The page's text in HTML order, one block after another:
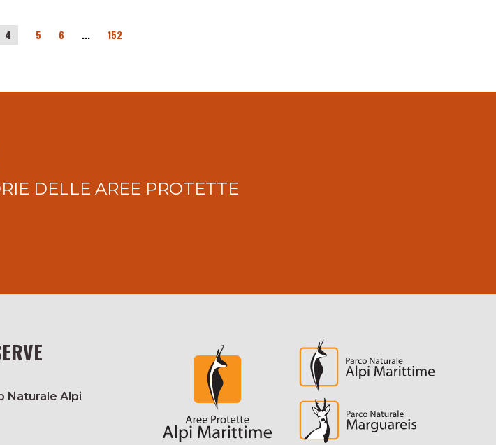
4 5 6 ... 152
DELLE AREE PROTETTE
Naturale Alpi